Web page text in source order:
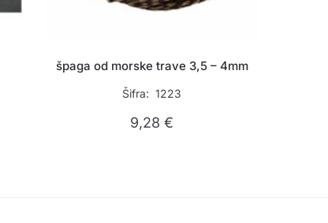
špaga od morske trave 3,5 – 4mm
Šifra: 1223
9,28€